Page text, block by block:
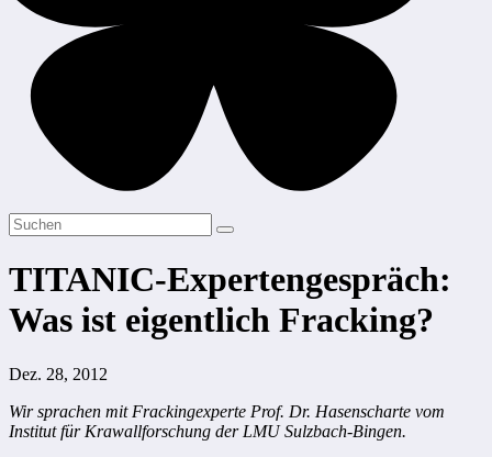
TITANIC-Expertengespräch:
Was ist eigentlich Fracking?
Dez. 28, 2012
Wir sprachen mit Frackingexperte Prof. Dr. Hasenscharte vom
Institut für Krawallforschung der LMU Sulzbach-Bingen.